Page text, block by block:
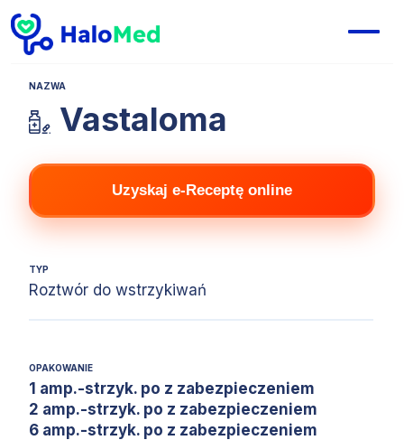
NAZWA
Vastaloma
Uzyskaj e-Receptę online
TYP
Roztwór do wstrzykiwań
OPAKOWANIE
1 amp.-strzyk. po z zabezpieczeniem
2 amp.-strzyk. po z zabezpieczeniem
6 amp.-strzyk. po z zabezpieczeniem